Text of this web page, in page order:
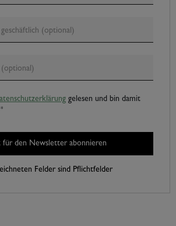
gelesen und bin damit
*
für den Newsletter abonnieren
Felder sind Pflichtfelder